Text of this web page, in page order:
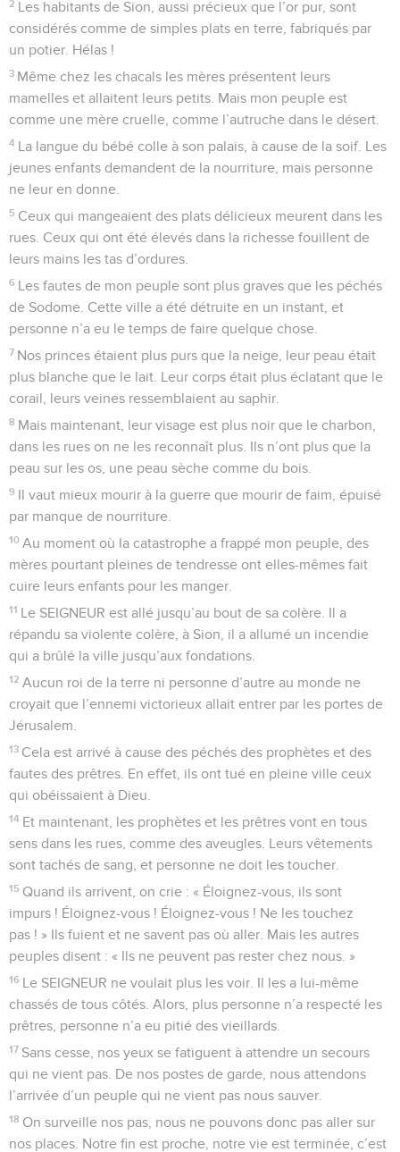
2 Les habitants de Sion, aussi précieux que l’or pur, sont
considérés comme de simples plats en terre, fabriqués par
un potier. Hélas !
3 Même chez les chacals les mères présentent leurs
mamelles et allaitent leurs petits. Mais mon peuple est
comme une mère cruelle, comme l’autruche dans le désert.
4 La langue du bébé colle à son palais, à cause de la soif. Les
jeunes enfants demandent de la nourriture, mais personne
ne leur en donne.
5 Ceux qui mangeaient des plats délicieux meurent dans les
rues. Ceux qui ont été élevés dans la richesse fouillent de
leurs mains les tas d’ordures.
6 Les fautes de mon peuple sont plus graves que les péchés
de Sodome. Cette ville a été détruite en un instant, et
personne n’a eu le temps de faire quelque chose.
7 Nos princes étaient plus purs que la neige, leur peau était
plus blanche que le lait. Leur corps était plus éclatant que le
corail, leurs veines ressemblaient au saphir.
8 Mais maintenant, leur visage est plus noir que le charbon,
dans les rues on ne les reconnaît plus. Ils n’ont plus que la
peau sur les os, une peau sèche comme du bois.
9 Il vaut mieux mourir à la guerre que mourir de faim, épuisé
par manque de nourriture.
10 Au moment où la catastrophe a frappé mon peuple, des
mères pourtant pleines de tendresse ont elles-mêmes fait
cuire leurs enfants pour les manger.
11 Le SEIGNEUR est allé jusqu’au bout de sa colère. Il a
répandu sa violente colère, à Sion, il a allumé un incendie
qui a brûlé la ville jusqu’aux fondations.
12 Aucun roi de la terre ni personne d’autre au monde ne
croyait que l’ennemi victorieux allait entrer par les portes de
Jérusalem.
13 Cela est arrivé à cause des péchés des prophètes et des
fautes des prêtres. En effet, ils ont tué en pleine ville ceux
qui obéissaient à Dieu.
14 Et maintenant, les prophètes et les prêtres vont en tous
sens dans les rues, comme des aveugles. Leurs vêtements
sont tachés de sang, et personne ne doit les toucher.
15 Quand ils arrivent, on crie : « Éloignez-vous, ils sont
impurs ! Éloignez-vous ! Éloignez-vous ! Ne les touchez
pas ! » Ils fuient et ne savent pas où aller. Mais les autres
peuples disent : « Ils ne peuvent pas rester chez nous. »
16 Le SEIGNEUR ne voulait plus les voir. Il les a lui-même
chassés de tous côtés. Alors, plus personne n’a respecté les
prêtres, personne n’a eu pitié des vieillards.
17 Sans cesse, nos yeux se fatiguent à attendre un secours
qui ne vient pas. De nos postes de garde, nous attendons
l’arrivée d’un peuple qui ne vient pas nous sauver.
18 On surveille nos pas, nous ne pouvons donc pas aller sur
nos places. Notre fin est proche, notre vie est terminée, c’est